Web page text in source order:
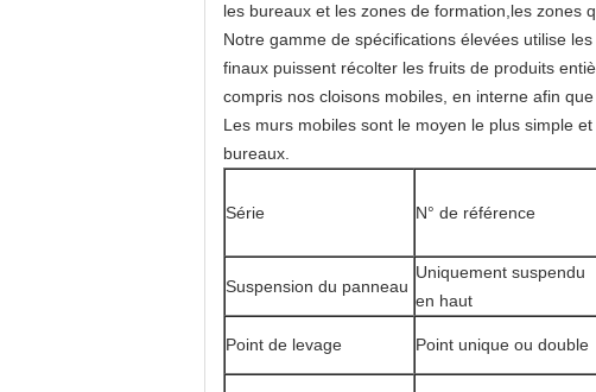
les bureaux et les zones de formation,les zones
Notre gamme de spécifications élevées utilise
finaux puissent récolter les fruits de produits
compris nos cloisons mobiles, en interne afin
Les murs mobiles sont le moyen le plus simple
bureaux.
Série N° de référence
Suspension du panneau
Uniquement suspendu
en haut
Point de levage Point unique ou double